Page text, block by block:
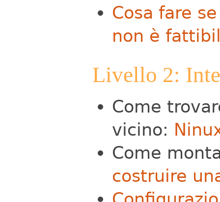
Cosa fare
non è
Livello 2:
Come
vicino:
Come
costruire